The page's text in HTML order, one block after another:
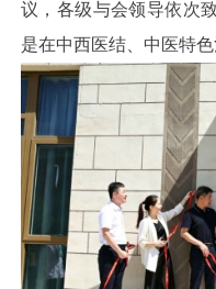
议，各级与会领导依次
是在中西医结、中医特